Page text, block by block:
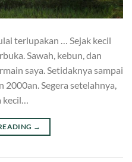
terlupakan … Sejak kecil
Sawah, kebun, dan
saya. Setidaknya sampai
2000an. Segera setelahnya,
kecil…
→